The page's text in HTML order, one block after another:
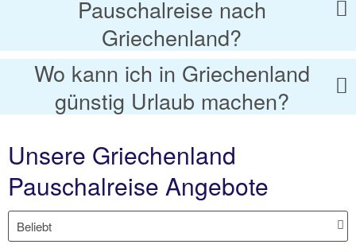
Pauschalreise nach
Griechenland?
Wo kann ich in Griechenland
günstig Urlaub machen?
Unsere Griechenland
Pauschalreise Angebote